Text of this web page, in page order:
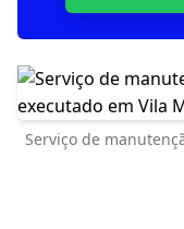
Serviço de